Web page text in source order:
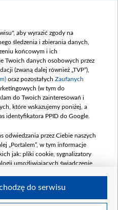
aby wyrazić zgody na
śledzenia i zbierania danych,
końcowym i ich
Twoich danych osobowych przez
(zwaną dalej również „TVP”),
oraz pozostałych Zaufanych
(w tym do
do Twoich zainteresowań i
które wskazujemy poniżej, a
identyfikatora PPID do Google.
odwiedzania przez Ciebie naszych
„Portalem”, w tym informacje
jak: pliki cookie, sygnalizatory
umożliwiających świadczenie
do serwisu